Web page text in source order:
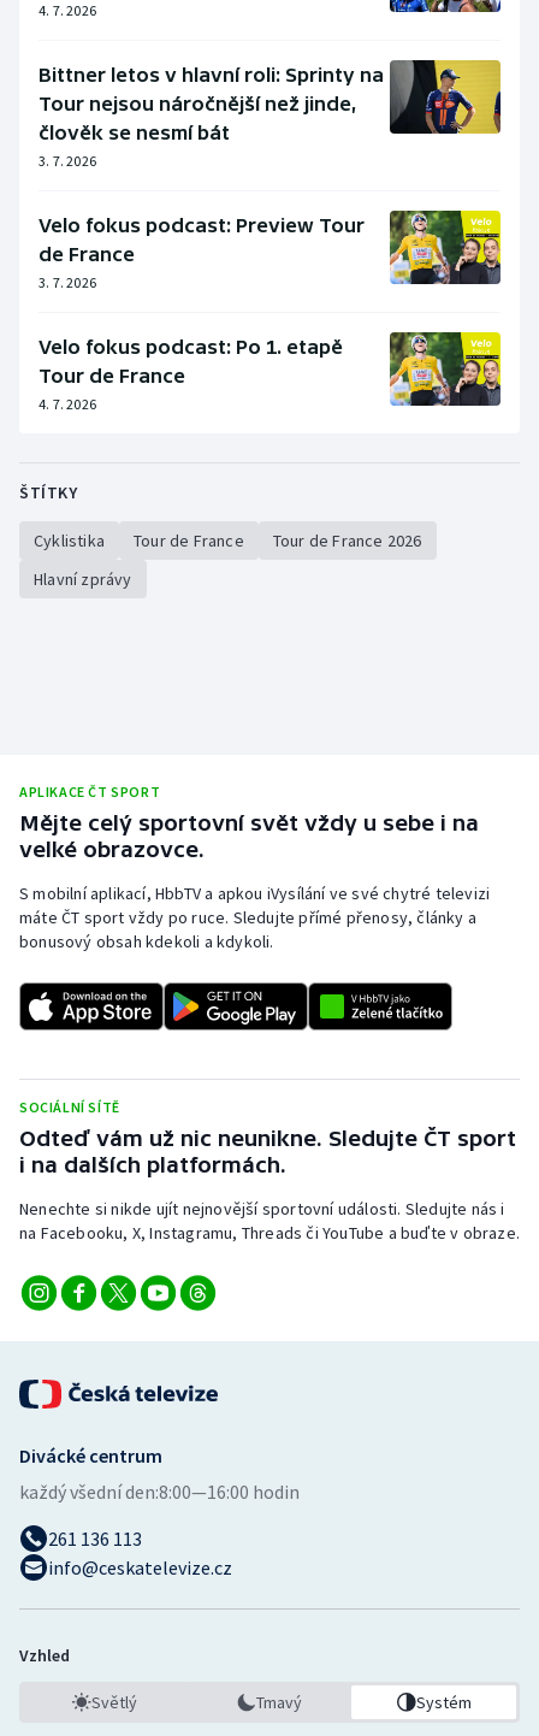
4. 7. 2026
Bittner letos v hlavní roli: Sprinty na
Tour nejsou náročnější než jinde,
člověk se nesmí bát
3. 7. 2026
Velo fokus podcast: Preview Tour
de France
3. 7. 2026
Velo fokus podcast: Po 1. etapě
Tour de France
4. 7. 2026
ŠTÍTKY
Cyklistika Tour de France
Tour de France 2026
Hlavní zprávy
APLIKACE ČT SPORT
Mějte celý sportovní svět vždy u sebe i na
velké obrazovce.
S mobilní aplikací, HbbTV a apkou iVysílání ve své chytré televizi
máte ČT sport vždy po ruce. Sledujte přímé přenosy, články a
bonusový obsah kdekoli a kdykoli.
SOCIÁLNÍ SÍTĚ
Odteď vám už nic neunikne. Sledujte ČT sport
i na dalších platformách.
Nenechte si nikde ujít nejnovější sportovní události. Sledujte nás i
na Facebooku, X, Instagramu, Threads či YouTube a buďte v obraze.
Divácké centrum
každý všední den:8:00—16:00 hodin
261 136 113
info@ceskatelevize.cz
Vzhled
Světlý Tmavý Systém